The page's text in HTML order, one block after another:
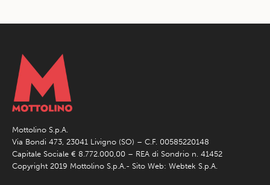
Mottolino S.p.A.
Via Bondi 473, 23041 Livigno (SO) – C.F. 00585220148
Capitale Sociale € 8.772.000,00 – REA di Sondrio n. 41452
Copyright 2019 Mottolino S.p.A.- Sito Web: Webtek S.p.A.